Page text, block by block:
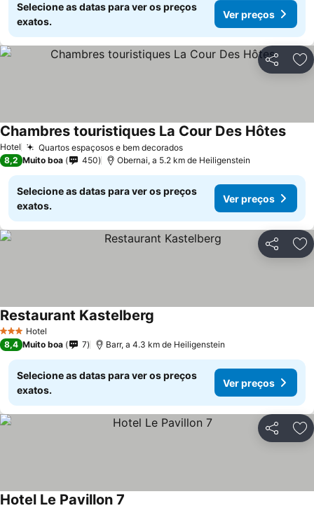
Selecione as datas para ver os preços
exatos.
Ver preços
Partilhar
Hotel Quartos espaçosos e bem decorados
Chambres touristiques La Cour Des Hôtes
8,2 Muito boa 450 Obernai, a 5.2 km de Heiligenstein
Selecione as datas para ver os preços
exatos.
Ver preços
Partilhar
3 EstrelasHotel
Restaurant Kastelberg
8,4 Muito boa 7 Barr, a 4.3 km de Heiligenstein
Selecione as datas para ver os preços
exatos.
Ver preços
Partilhar
Hotel Le Pavillon 7